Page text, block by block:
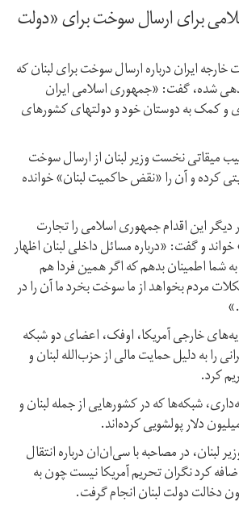
برای ارسال سوخت برای «دولت
ایران درباره ارسال سوخت برای لبنان که
شده، گفت: «جمهوری اسلامی ایران
و کمک به دوستان خود و دولتهای کشورهای
میقاتی نخست وزیر لبنان از ارسال سوخت
کرده و آن را «نقض حاکمیت لبنان» خوانده
دیگر این اقدام جمهوری اسلامی را تجارت
و گفت: «درباره مسائل داخلی لبنان اظهار
شما اطمینان بدهم که اگر همین فردا هم
مردم بخواهد از ما سوخت بخرد ما آن را در
خارجی آمریکا، اوفک، اعضای دو شبکه
را به دلیل حمایت مالی از حزب‌الله لبنان و
کرد.
شبکه‌ها که در کشورهایی از جمله لبنان و
دلار پولشویی کرده‌اند.
در مصاحبه با سی‌ان‌ان درباره انتقال
کرد نگران تحریم آمریکا نیست چون به
دخالت دولت لبنان انجام گرفت.